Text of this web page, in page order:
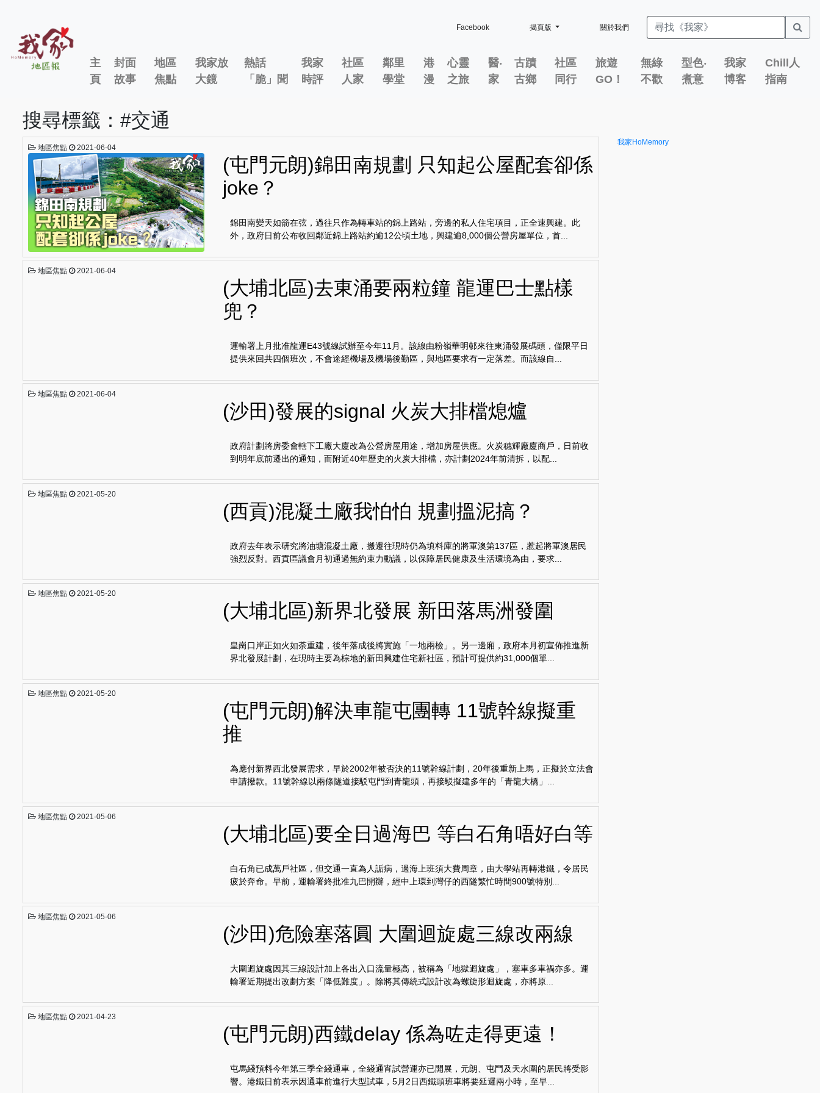
Facebook 揭頁版 關於我們
主
頁
封面
故事
地區
焦點
我家放
大鏡
熱話
「脆」聞
我家
時評
社區
人家
鄰里
學堂
港
漫
心靈
之旅
醫‧
家
古蹟
古鄉
社區
同行
旅遊
GO！
無綠
不歡
型色‧
煮意
我家
博客
Chill人
指南
搜尋標籤：#交通
地區焦點 2021-06-04
(屯門元朗)錦田南規劃 只知起公屋配套卻係
joke？
錦田南變天如箭在弦，過往只作為轉車站的錦上路站，旁邊的私人住宅項目，正全速興建。此
外，政府日前公布收回鄰近錦上路站約逾12公頃土地，興建逾8,000個公營房屋單位，首...
地區焦點 2021-06-04
(大埔北區)去東涌要兩粒鐘 龍運巴士點樣
兜？
運輸署上月批准龍運E43號線試辦至今年11月。該線由粉嶺華明邨來往東涌發展碼頭，僅限平日
提供來回共四個班次，不會途經機場及機場後勤區，與地區要求有一定落差。而該線自...
地區焦點 2021-06-04
(沙田)發展的signal 火炭大排檔熄爐
政府計劃將房委會轄下工廠大廈改為公營房屋用途，增加房屋供應。火炭穗輝廠廈商戶，日前收
到明年底前遷出的通知，而附近40年歷史的火炭大排檔，亦計劃2024年前清拆，以配...
強烈反對。西貢區議會月初通過無約束力動議，以保障居民健康及生活環境為由，要求...
界北發展計劃，在現時主要為棕地的新田興建住宅新社區，預計可提供約31,000個單...
(屯門元朗)解決車龍屯團轉 11號幹線擬重
申請撥款。11號幹線以兩條隧道接駁屯門到青龍頭，再接駁擬建多年的「青龍大橋」...
疲於奔命。早前，運輸署終批准九巴開辦，經中上環到灣仔的西隧繁忙時間900號特別...
輸署近期提出改劃方案「降低難度」。除將其傳統式設計改為螺旋形迴旋處，亦將原...
我家HoMemory